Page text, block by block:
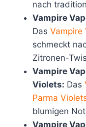
nach
Vampire
Das Vampire
schmeckt
Zitronen-
Vampire
Violets: Das
Parma
blumigen
Vampire